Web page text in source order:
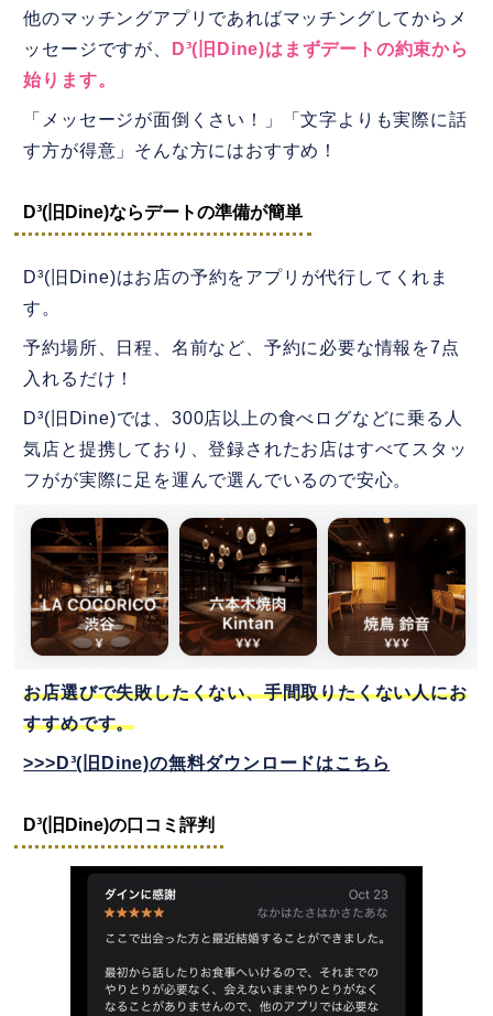
他のマッチングアプリであればマッチングしてからメ
ッセージですが、
D³(旧Dine)はまずデートの約束から
始ります。
「メッセージが面倒くさい！」「文字よりも実際に話
す方が得意」そんな方にはおすすめ！
D³(旧Dine)ならデートの準備が簡単
D³(旧Dine)はお店の予約をアプリが代行してくれま
す。
予約場所、日程、名前など、予約に必要な情報を7点
入れるだけ！
D³(旧Dine)では、300店以上の食べログなどに乗る人
気店と提携しており、登録されたお店はすべてスタッ
フがが実際に足を運んで選んでいるので安心。
お店選びで失敗したくない、手間取りたくない人にお
すすめです。
>>>D³(旧Dine)の無料ダウンロードはこちら
D³(旧Dine)の口コミ評判